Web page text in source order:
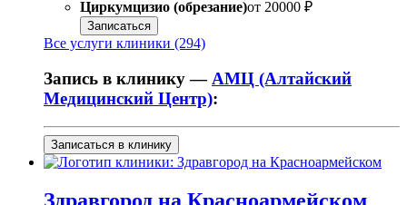
Циркумцизио (обрезание)от 20000 ₽
Записаться
Все услуги клиники (294)
Запись в клинику — АМЦ (Алтайский
Медицинский Центр):
Записаться в клинику
Здравгород на Красноармейском